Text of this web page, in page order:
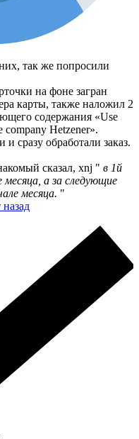
так же попросили
на фоне загран
карты, также наложил 2
содержания «Use
Hetzener».
сразу обработали заказ.
сказал, xnj " в 1й
месяца, а за следующие
месяца. "
назад